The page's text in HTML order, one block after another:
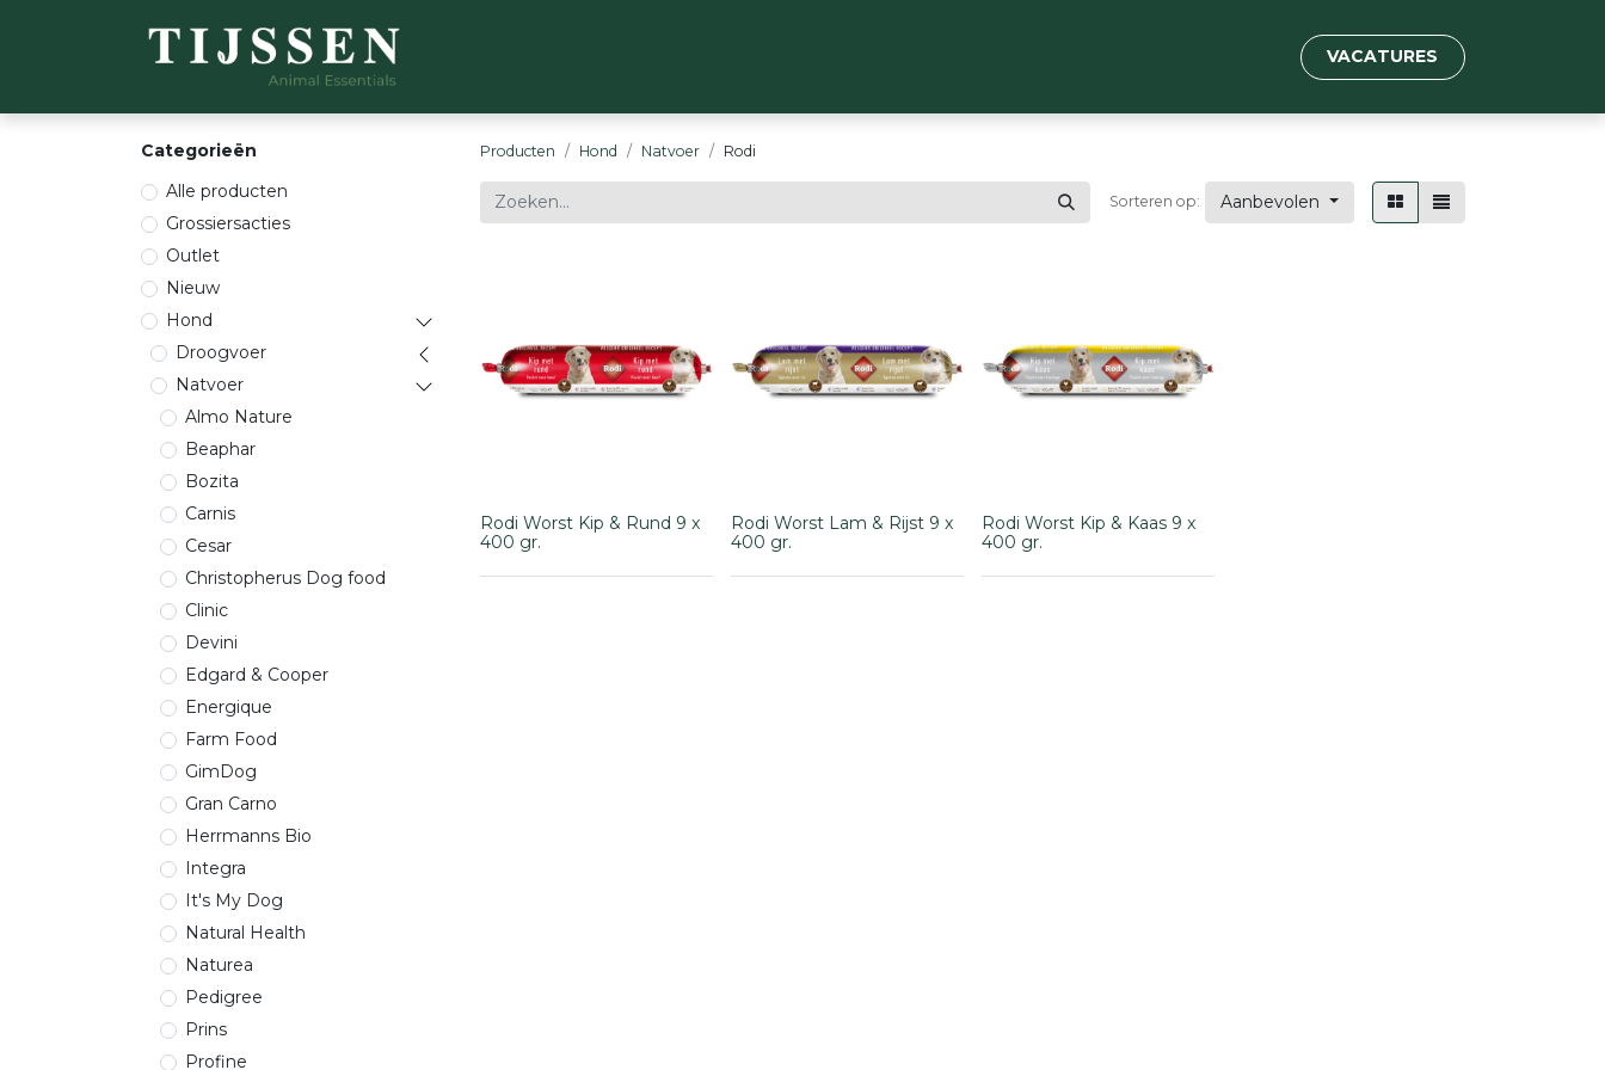
VACATURES
Categorieën
Alle producten
Grossiersacties
Outlet
Nieuw
Hond
Droogvoer
Natvoer
Almo Nature
Beaphar
Bozita
Carnis
Cesar
Christopherus Dog food
Clinic
Devini
Edgard & Cooper
Energique
Farm Food
GimDog
Gran Carno
Herrmanns Bio
Integra
It's My Dog
Natural Health
Naturea
Pedigree
Prins
Profine
Producten Hond Natvoer Rodi
Sorteren op: Aanbevolen
Rodi Worst Kip & Rund 9 x
400 gr.
Rodi Worst Lam & Rijst 9 x
400 gr.
Rodi Worst Kip & Kaas 9 x
400 gr.